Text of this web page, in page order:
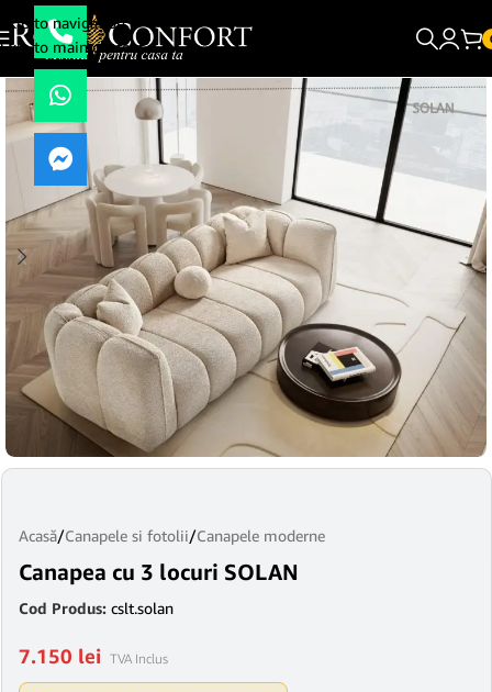
Skip to navigation
Skip to main content
Acasă/Canapele si fotolii/Canapele moderne
Canapea cu 3 locuri SOLAN
Cod Produs: cslt.solan
7.150 lei TVA Inclus